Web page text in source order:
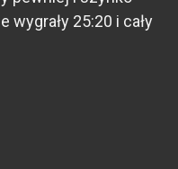
wygrały 25:20 i cały